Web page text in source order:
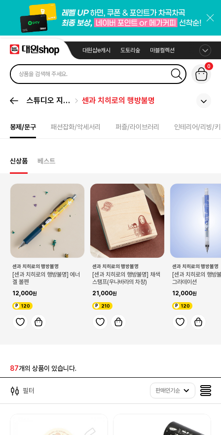
대원샵e캐시 도토리숲 마블컬렉션
0
스튜디오 지브
센과 치히로의 행방불명
봉제/문구 패션잡화/악세서리 퍼즐/라이브러리 인테리어/리빙/
신상품 베스트
센과 치히로의 행방불명
[센과 치히로의 행방불명] 에너
겔 볼펜
12,000
120
센과 치히로의 행방불명
[센과 치히로의 행방불명] 채색
스탬프(우나바라의 차창)
21,000
210
센과 치히로의 행방불명
[센과 치히로의 행방
그라데이션
12,000
120
87개의 상품이 있습니다.
필터 판매인기순